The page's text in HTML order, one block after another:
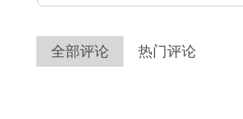
全部评论 热门评论